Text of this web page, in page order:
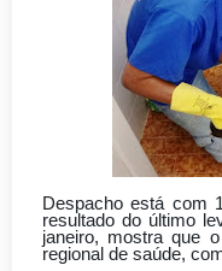
Despacho está com
resultado do último
janeiro, mostra que
regional de saúde,